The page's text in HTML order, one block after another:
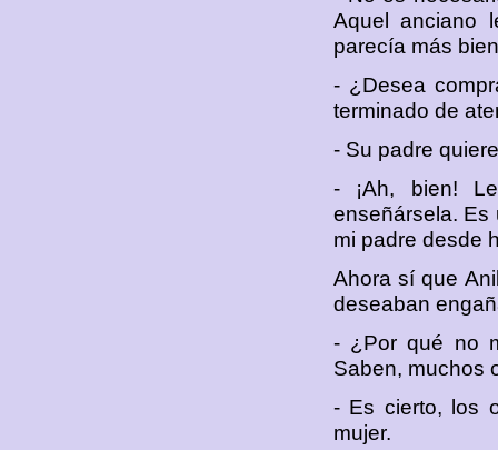
Aquel anciano
parecía más
- ¿Desea
terminado de
- Su padre
- ¡Ah, bien!
enseñársela. Es
mi padre desde
Ahora sí que
deseaban
- ¿Por qué no
Saben, muchos
- Es cierto, los
mujer.